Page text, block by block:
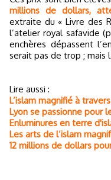
millions de dollars,
extraite du « Livre des
l’atelier royal safavide
enchères dépassent
serait pas de trop ; mais
Lire aussi :
L’islam magnifié à
Lyon se passionne pour
Enluminures en terre
Les arts de l’islam
12 millions de dollars